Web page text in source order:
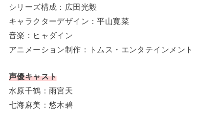
シリーズ構成：広田光毅
キャラクターデザイン：平山寛菜
音楽：ヒャダイン
アニメーション制作：トムス・エンタテインメント
声優キャスト
水原千鶴：雨宮天
七海麻美：悠木碧